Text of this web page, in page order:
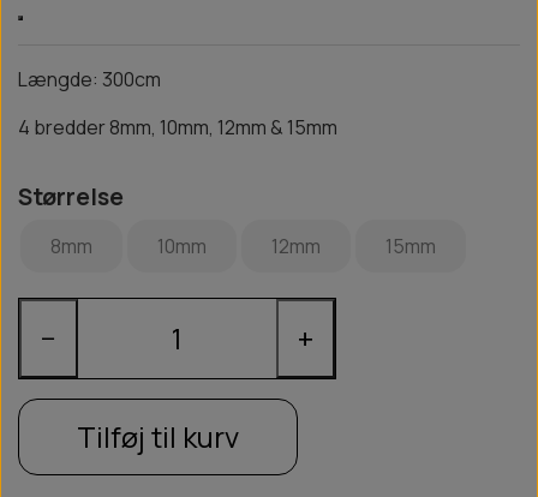
Længde: 300cm
4 bredder 8mm, 10mm, 12mm & 15mm
Størrelse
8mm 10mm 12mm 15mm
− +
Tilføj til kurv